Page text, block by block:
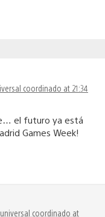
coordinado at 21:34
el futuro ya está
Games Week!
coordinado at